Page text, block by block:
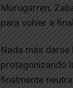
Murugarren,
para volver a
Nada más darse
protagonizando
finalmente